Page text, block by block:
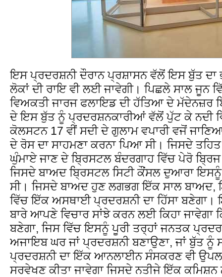
ਇਸ ਪ੍ਰਦਰਸ਼ਨੀ ਦੌਰਾਨ ਪ੍ਰਸ਼ਾਸਨ ਵੱਲੋਂ ਇਸ ਬੁੱਤ ਦਾ
ਲੋਕਾਂ ਦੀ ਰਾਇ ਵੀ ਲਈ ਜਾਵੇਗੀ। ਪਿਛਲੇ ਸਾਲ ਜੂਨ
ਵਿਅਕਤੀ ਜਾਰਜ ਫਲਾਇਡ ਦੀ ਹੱਤਿਆ ਦੇ ਮੱਦੇਨਜ਼ਰ
ਦੇ ਇਸ ਬੁੱਤ ਨੂੰ ਪ੍ਰਦਰਸ਼ਨਕਾਰੀਆਂ ਵੱਲੋਂ ਪੁੱਟ ਕੇ ਨਦੀ
ਕੋਲਸਟਨ 17 ਵੀਂ ਸਦੀ ਦੇ ਗੁਲਾਮ ਵਪਾਰੀ ਵਜੋਂ
ਦੇ ਰੋਸ ਦਾ ਸਾਹਮਣਾ ਕਰਨਾ ਪਿਆ ਸੀ। ਜਿਸਦੇ
ਘੁੰਮਾਏ ਜਾਣ ਦੇ ਬ੍ਰਿਸਟਲ ਬੰਦਰਗਾਹ ਵਿੱਚ ਪੇਰੋ
ਜਿਸਦੇ ਬਾਅਦ ਬ੍ਰਿਸਟਲ ਸਿਟੀ ਕੌਂਸਲ ਦੁਆਰਾ
ਸੀ। ਜਿਸਦੇ ਬਾਅਦ ਹੁਣ ਲਗਭਗ ਇੱਕ ਸਾਲ
ਵਿੱਚ ਇੱਕ ਅਸਥਾਈ ਪ੍ਰਦਰਸ਼ਨੀ ਦਾ ਹਿੱਸਾ
ਬਾਰੇ ਆਪਣੇ ਵਿਚਾਰ ਸਾਂਝੇ ਕਰਨ ਲਈ ਕਿਹਾ ਜਾਵੇਗਾ
ਬਣੇਗਾ, ਜਿਸ ਵਿੱਚ ਇਸਨੂੰ ਪੂਰੀ ਤਰ੍ਹਾਂ ਜਨਤਕ
ਅਜਾਇਬ ਘਰ ਜਾਂ ਪ੍ਰਦਰਸ਼ਨੀ ਬਣਾਉਣਾ, ਜਾਂ ਬੁੱਤ ਨੂੰ
ਪ੍ਰਦਰਸ਼ਨੀ ਦਾ ਇੱਕ ਆਨਲਾਈਨ ਸੰਸਕਰਣ ਵੀ
ਸਰਵੇਖਣ ਕੀਤਾ ਜਾਵੇਗਾ ਜਿਸਦੇ ਨਤੀਜੇ ਇੱਕ ਕਮਿਸ਼ਨ